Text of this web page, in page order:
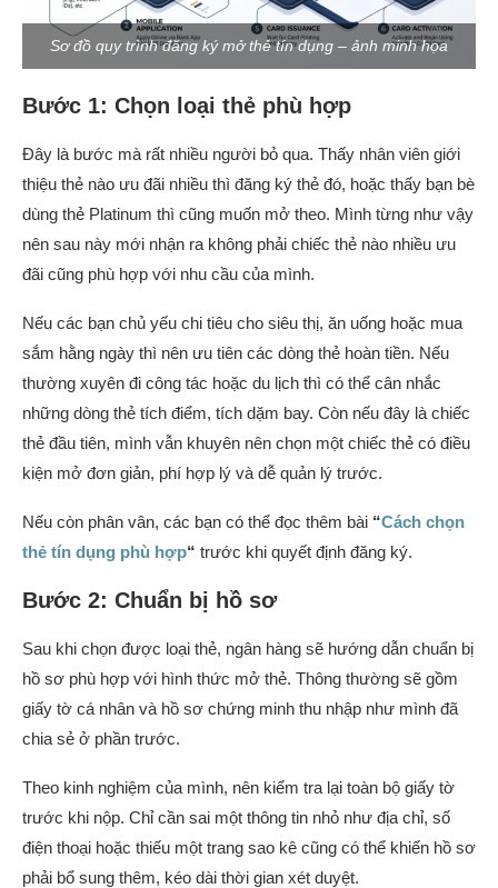
Sơ đồ quy trình đăng ký mở thẻ tín dụng – ảnh minh họa
Bước 1: Chọn loại thẻ phù hợp
Đây là bước mà rất nhiều người bỏ qua. Thấy nhân viên giới
thiệu thẻ nào ưu đãi nhiều thì đăng ký thẻ đó, hoặc thấy bạn bè
dùng thẻ Platinum thì cũng muốn mở theo. Mình từng như vậy
nên sau này mới nhận ra không phải chiếc thẻ nào nhiều ưu
đãi cũng phù hợp với nhu cầu của mình.
Nếu các bạn chủ yếu chi tiêu cho siêu thị, ăn uống hoặc mua
sắm hằng ngày thì nên ưu tiên các dòng thẻ hoàn tiền. Nếu
thường xuyên đi công tác hoặc du lịch thì có thể cân nhắc
những dòng thẻ tích điểm, tích dặm bay. Còn nếu đây là chiếc
thẻ đầu tiên, mình vẫn khuyên nên chọn một chiếc thẻ có điều
kiện mở đơn giản, phí hợp lý và dễ quản lý trước.
Nếu còn phân vân, các bạn có thể đọc thêm bài “Cách chọn
thẻ tín dụng phù hợp“ trước khi quyết định đăng ký.
Bước 2: Chuẩn bị hồ sơ
Sau khi chọn được loại thẻ, ngân hàng sẽ hướng dẫn chuẩn bị
hồ sơ phù hợp với hình thức mở thẻ. Thông thường sẽ gồm
giấy tờ cá nhân và hồ sơ chứng minh thu nhập như mình đã
chia sẻ ở phần trước.
Theo kinh nghiệm của mình, nên kiểm tra lại toàn bộ giấy tờ
trước khi nộp. Chỉ cần sai một thông tin nhỏ như địa chỉ, số
điện thoại hoặc thiếu một trang sao kê cũng có thể khiến hồ sơ
phải bổ sung thêm, kéo dài thời gian xét duyệt.